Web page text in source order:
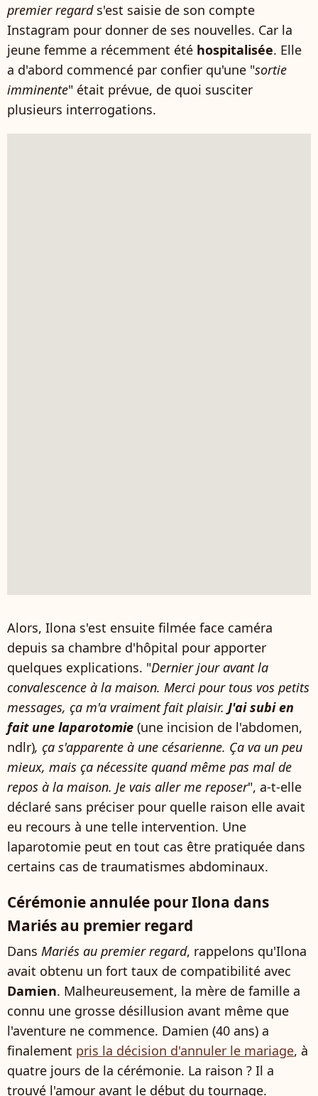
premier regards'est saisie de son compte
Instagram pour donner de ses nouvelles. Car la
jeune femme a récemment été hospitalisée. Elle
a d'abord commencé par confier qu'une "sortie
imminente" était prévue, de quoi susciter
plusieurs interrogations.
Alors, Ilona s'est ensuite filmée face caméra
depuis sa chambre d'hôpital pour apporter
quelques explications. "Dernier jour avant la
convalescence à la maison. Merci pour tous vos petits
messages, ça m'a vraiment fait plaisir. J'ai subi en
fait une laparotomie (une incision de l'abdomen,
ndlr), ça s'apparente à une césarienne. Ça va un peu
mieux, mais ça nécessite quand même pas mal de
repos à la maison. Je vais aller me reposer", a-t-elle
déclaré sans préciser pour quelle raison elle avait
eu recours à une telle intervention. Une
laparotomie peut en tout cas être pratiquée dans
certains cas de traumatismes abdominaux.
Cérémonie annulée pour Ilona dans
Mariés au premier regard
Dans Mariés au premier regard, rappelons qu'Ilona
avait obtenu un fort taux de compatibilité avec
Damien. Malheureusement, la mère de famille a
connu une grosse désillusion avant même que
l'aventure ne commence. Damien (40 ans) a
finalement pris la décision d'annuler le mariage, à
quatre jours de la cérémonie. La raison ? Il a
trouvé l'amour avant le début du tournage.